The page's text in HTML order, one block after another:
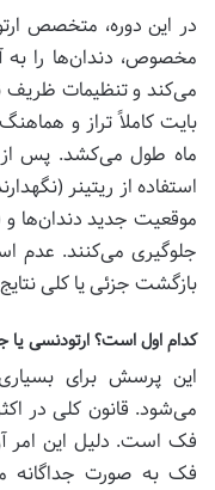
در این دوره، متخصص
مخصوص، دندان‌ها را
می‌کند و تنظیمات ظریف
ماه طول می‌کشد. پس از
استفاده از ریتینر
موقعیت جدید دندان‌ها
جلوگیری می‌کنند. عدم
بازگشت جزئی یا کلی
کدام اول است؟ ارتودنسی
این پرسش برای
می‌شود. قانون کلی در
فک است. دلیل این امر
فک به صورت جداگانه